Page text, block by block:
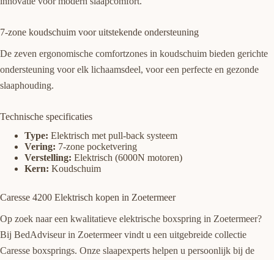
7-zone koudschuim voor uitstekende ondersteuning
De zeven ergonomische comfortzones in koudschuim bieden gerichte
ondersteuning voor elk lichaamsdeel, voor een perfecte en gezonde
slaaphouding.
Technische specificaties
Type: Elektrisch met pull-back systeem
Vering: 7-zone pocketvering
Verstelling: Elektrisch (6000N motoren)
Kern: Koudschuim
Caresse 4200 Elektrisch kopen in Zoetermeer
Op zoek naar een kwalitatieve elektrische boxspring in Zoetermeer?
Bij BedAdviseur in Zoetermeer vindt u een uitgebreide collectie
Caresse boxsprings. Onze slaapexperts helpen u persoonlijk bij de